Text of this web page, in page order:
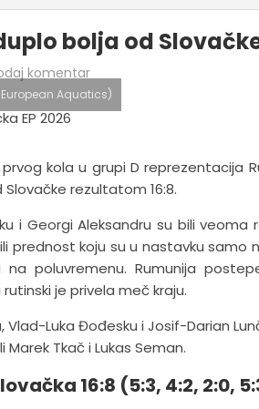
bolja od
komentar
Aquatics)
kola u grupi D reprezentacija
rezultatom 16:8.
i Georgi Aleksandru su bili
prednost koju su u nastavku samo
poluvremenu. Rumunija
rutinski je privela meč kraju.
Vlad-Luka Đođesku i Josif-Darian
Tkač i Lukas Seman.
16:8 (5:3, 4:2, 2:0,